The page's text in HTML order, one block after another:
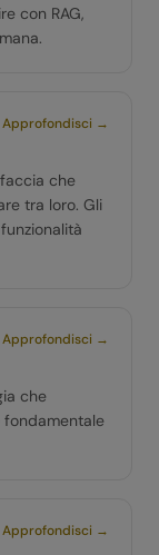
con RAG,
Approfondisci →
che
tra loro. Gli
Approfondisci →
che
Approfondisci →